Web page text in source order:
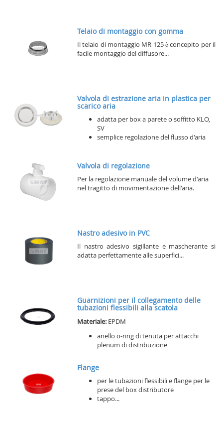
Telaio di montaggio con gomma
Il telaio di montaggio MR 125 è concepito per il
facile montaggio del diffusore...
Valvola di estrazione aria in plastica per
scarico aria
adatta per box a parete o soffitto KLO,
SV
semplice regolazione del flusso d'aria
Valvola di regolazione
Per la regolazione manuale del volume d'aria
nel tragitto di movimentazione dell'aria.
Nastro adesivo in PVC
Il nastro adesivo sigillante e mascherante si
adatta perfettamente alle superfici...
Guarnizioni per il collegamento delle
tubazioni flessibili alla scatola
Materiale: EPDM
anello o-ring di tenuta per attacchi
plenum di distribuzione
Flange
per le tubazioni flessibili e flange per le
prese del box distributore
tappo...